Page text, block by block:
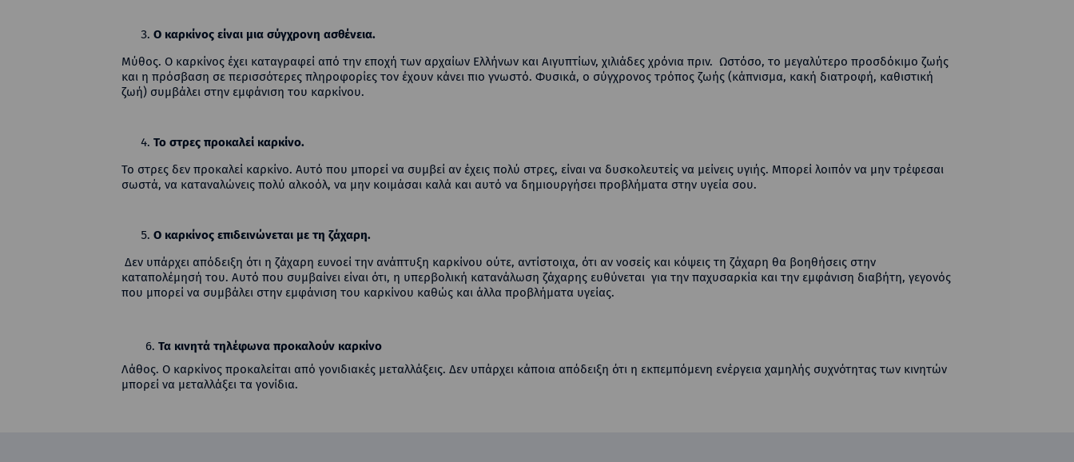
Ο καρκίνος είναι μια σύγχρονη ασθένεια.
Μύθος. Ο καρκίνος έχει καταγραφεί από την εποχή των αρχαίων Ελλήνων και Αιγυπτίων, χιλιάδες χρόνια πριν. Ωστόσο, το μεγαλύτερο προσδόκιμο ζωής
και η πρόσβαση σε περισσότερες πληροφορίες τον έχουν κάνει πιο γνωστό. Φυσικά, ο σύγχρονος τρόπος ζωής (κάπνισμα, κακή διατροφή, καθιστική
ζωή) συμβάλει στην εμφάνιση του καρκίνου.
Το στρες προκαλεί καρκίνο.
Το στρες δεν προκαλεί καρκίνο. Αυτό που μπορεί να συμβεί αν έχεις πολύ στρες, είναι να δυσκολευτείς να μείνεις υγιής. Μπορεί λοιπόν να μην τρέφεσαι
σωστά, να καταναλώνεις πολύ αλκοόλ, να μην κοιμάσαι καλά και αυτό να δημιουργήσει προβλήματα στην υγεία σου.
Ο καρκίνος επιδεινώνεται με τη ζάχαρη.
Δεν υπάρχει απόδειξη ότι η ζάχαρη ευνοεί την ανάπτυξη καρκίνου ούτε, αντίστοιχα, ότι αν νοσείς και κόψεις τη ζάχαρη θα βοηθήσεις στην
καταπολέμησή του. Αυτό που συμβαίνει είναι ότι, η υπερβολική κατανάλωση ζάχαρης ευθύνεται για την παχυσαρκία και την εμφάνιση διαβήτη, γεγονός
που μπορεί να συμβάλει στην εμφάνιση του καρκίνου καθώς και άλλα προβλήματα υγείας.
6. Τα κινητά τηλέφωνα προκαλούν καρκίνο
Λάθος. Ο καρκίνος προκαλείται από γονιδιακές μεταλλάξεις. Δεν υπάρχει κάποια απόδειξη ότι η εκπεμπόμενη ενέργεια χαμηλής συχνότητας των κινητών
μπορεί να μεταλλάξει τα γονίδια.